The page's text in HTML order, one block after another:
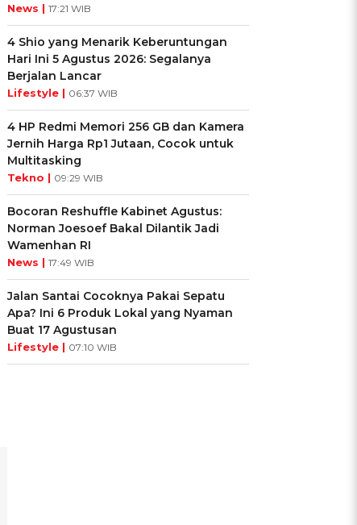
News | 17:21 WIB
4 Shio yang Menarik Keberuntungan
Hari Ini 5 Agustus 2026: Segalanya
Berjalan Lancar
Lifestyle | 06:37 WIB
4 HP Redmi Memori 256 GB dan Kamera
Jernih Harga Rp1 Jutaan, Cocok untuk
Multitasking
Tekno | 09:29 WIB
Bocoran Reshuffle Kabinet Agustus:
Norman Joesoef Bakal Dilantik Jadi
Wamenhan RI
News | 17:49 WIB
Jalan Santai Cocoknya Pakai Sepatu
Apa? Ini 6 Produk Lokal yang Nyaman
Buat 17 Agustusan
Lifestyle | 07:10 WIB